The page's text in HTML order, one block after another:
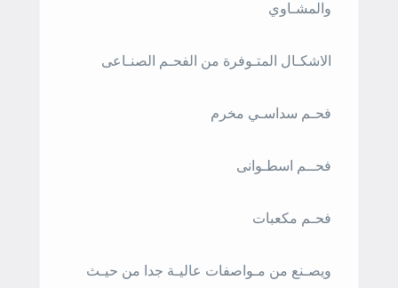
والمشـاوي
الاشكـال المتـوفرة من الفحـم الصنـاعى
فحـم سداسـي مخرم
فحــم اسطـوانى
فحـم مكعبات
ويصـنع من مـواصفات عاليـة جدا من حيـث